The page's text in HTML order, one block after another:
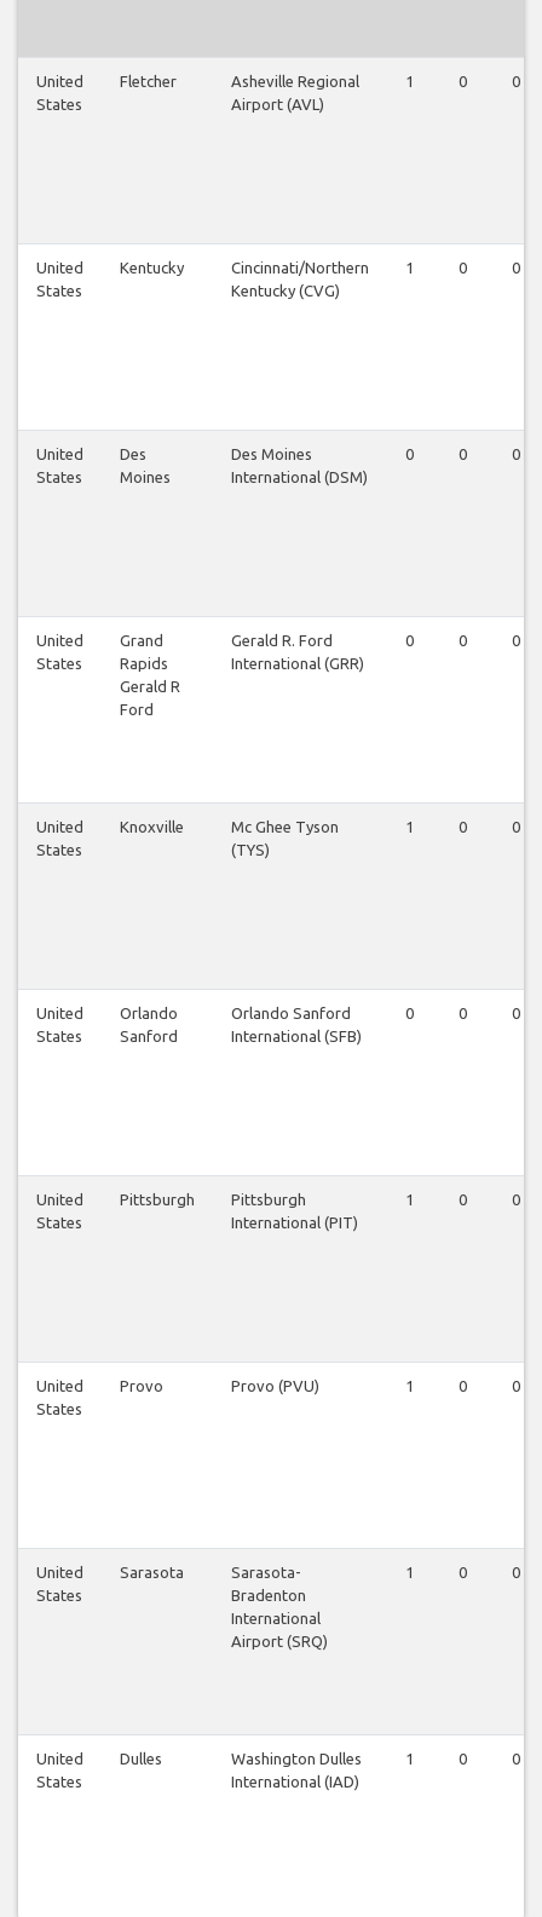
United
States
Fletcher
Asheville Regional
Airport (AVL)
1 0 0
United
States
Kentucky
Cincinnati/Northern
Kentucky (CVG)
1 0 0
United
States
Des
Moines
Des Moines
International (DSM)
0 0 0
United
States
Grand
Rapids
Gerald R
Ford
Gerald R. Ford
International (GRR)
0 0 0
United
States
Knoxville
Mc Ghee Tyson
(TYS)
1 0 0
United
States
Orlando
Sanford
Orlando Sanford
International (SFB)
0 0 0
United
States
Pittsburgh
Pittsburgh
International (PIT)
1 0 0
United
States
Provo Provo (PVU) 1 0 0
United
States
Sarasota
Sarasota-
Bradenton
International
Airport (SRQ)
1 0 0
United
States
Dulles
Washington Dulles
International (IAD)
1 0 0